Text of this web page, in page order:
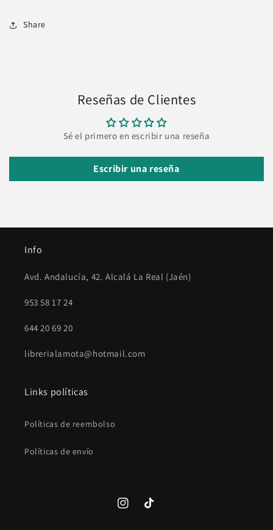
Share
Reseñas de Clientes
Sé el primero en escribir una reseña
Escribir una reseña
Info
Avd. Andalucía, 42. Alcalá La Real (Jaén)
953 58 17 24
644 20 69 20
librerialamota@hotmail.com
Links políticas
Políticas de reembolso
Políticas de envío
InstagramTikTok